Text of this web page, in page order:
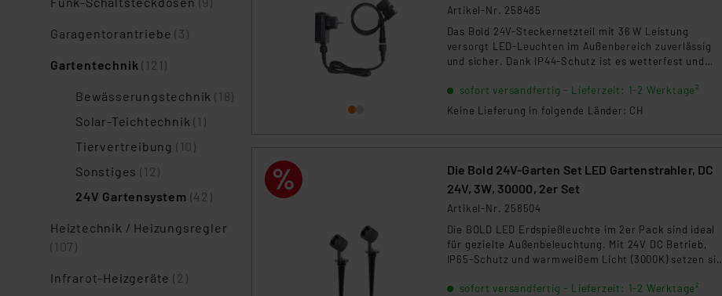
Garagentorantriebe(3)
Gartentechnik(121)
Bewässerungstechnik(18)
Solar-Teichtechnik(1)
Tiervertreibung (10)
Sonstiges(12)
24V Gartensystem (42)
Heiztechnik / Heizungsregler
(107)
Infrarot-Heizgeräte(2)
Artikel-Nr. 258485
Das Bold 24V-Steckernetzteil mit 36 W Leistung
versorgt LED-Leuchten im Außenbereich zuverlässig
und sicher. Dank IP44-Schutz ist es wetterfest und
hoher Effizienz, robuster Bauweise und 1 m
Ausgangskabel ist es die perfekte Basis für modulare
24V-Installationen.
sofort versandfertig - Lieferzeit: 1-2 Werktage²
Keine Lieferung in folgende Länder: CH
Die Bold 24V-Garten Set LED Gartenstrahler, DC
24V, 3W, 30000, 2er Set
Artikel-Nr. 258504
Die BOLD LED Erdspießleuchte im 2er Pack sind ideal
für gezielte Außenbeleuchtung. Mit 24V DC Betrieb,
IP65-Schutz und warmweißem Licht (3000K) setzen sie
robuste Aluminiumgehäuse, die Dimmfunktion und der
sofort versandfertig - Lieferzeit: 1-2 Werktage²